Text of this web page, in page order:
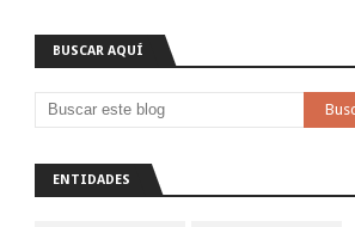
BUSCAR AQUÍ
ENTIDADES